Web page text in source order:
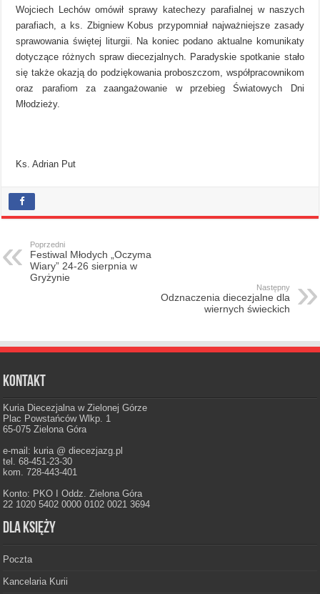
Wojciech Lechów omówił sprawy katechezy parafialnej w naszych
parafiach, a ks. Zbigniew Kobus przypomniał najważniejsze zasady
sprawowania świętej liturgii. Na koniec podano aktualne komunikaty
dotyczące różnych spraw diecezjalnych. Paradyskie spotkanie stało
się także okazją do podziękowania proboszczom, współpracownikom
oraz parafiom za zaangażowanie w przebieg Światowych Dni
Młodzieży.
Ks. Adrian Put
Poprzedni
Festiwal Młodych „Oczyma
Wiary” 24-26 sierpnia w
Gryżynie
Następny
Odznaczenia diecezjalne dla
wiernych świeckich
Kontakt
Kuria Diecezjalna w Zielonej Górze
Plac Powstańców Wlkp. 1
65-075 Zielona Góra
e-mail: kuria @ diecezjazg.pl
tel. 68-451-23-30
kom. 728-443-401
Konto: PKO I Oddz. Zielona Góra
22 1020 5402 0000 0102 0021 3694
Dla księży
Poczta
Kancelaria Kurii